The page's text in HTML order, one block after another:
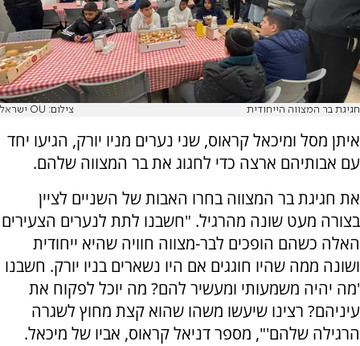
חגיגת בר המצווה הייחודית צילום: OU ישראל
איתן מסל ומיכאל קראוס, שני נערים מניו יורק, הגיעו יחד
עם אבותיהם ארצה כדי לחגוג את בר המצווה שלהם.
את חגיגת בר המצווה בחרו האבות של השניים לציין
בצורה מעט שונה מהרגיל. "חשבנו לתת לנערים הצעירים
האלה כשהם הופכים לבר-מצווה חוויה שהיא ייחודית
ושונה ממה שהיו חוגגים אם היו נשארים בניו יורק. חשבנו
'מה יהיה משמעותי ומעשיר להם? מה יוכל לפקוח את
עיניהם? רצינו שיעשו משהו שהוא קצת מחוץ לשגרה
הרגילה שלהם'", מספר דניאל קראוס, אביו של מיכאל.